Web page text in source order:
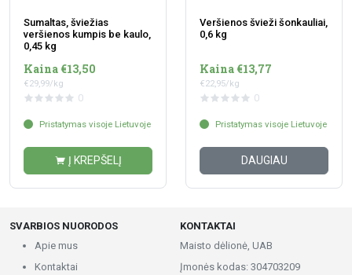
Sumaltas, šviežias
veršienos kumpis be kaulo,
0,45 kg
Kaina €13,50
€29,99/kg
0
Pristatymas visoje Lietuvoje
Į KREPŠELĮ
Veršienos švieži šonkauliai,
0,6 kg
Kaina €13,77
€22,95/kg
0
Pristatymas visoje Lietuvoje
DAUGIAU
SVARBIOS NUORODOS
Apie mus
Kontaktai
KONTAKTAI
Maisto dėlionė, UAB
Įmonės kodas: 304703209